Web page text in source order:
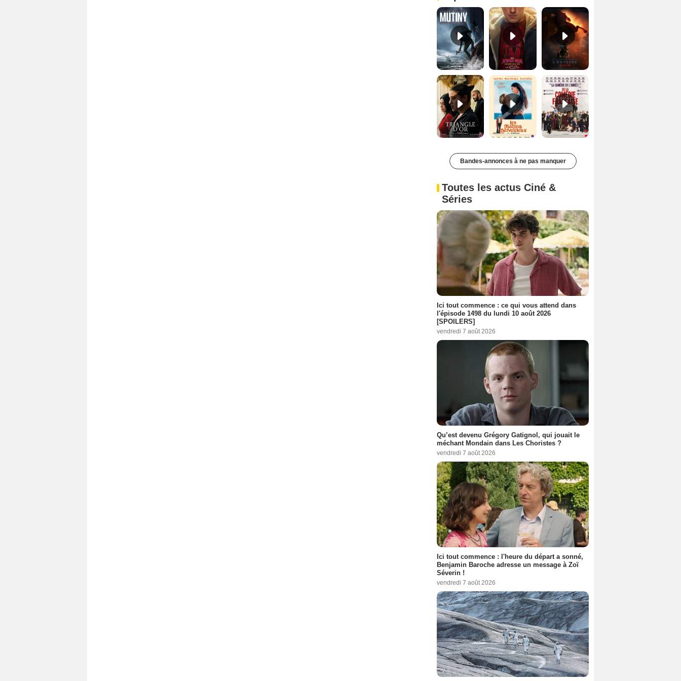
Le Triangle d'or Bande-annonce VF De la Comédie-Française Teaser VF
Bandes-annonces à ne pas manquer
Toutes les actus Ciné &
Séries
Ici tout commence : ce qui vous attend dans
l'épisode 1498 du lundi 10 août 2026
[SPOILERS]
vendredi 7 août 2026
Qu’est devenu Grégory Gatignol, qui jouait le
méchant Mondain dans Les Choristes ?
vendredi 7 août 2026
Ici tout commence : l'heure du départ a sonné,
Benjamin Baroche adresse un message à Zoï
Séverin !
vendredi 7 août 2026